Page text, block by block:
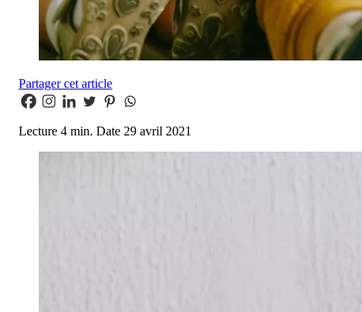
Partager cet article
Lecture 4 min. Date 29 avril 2021